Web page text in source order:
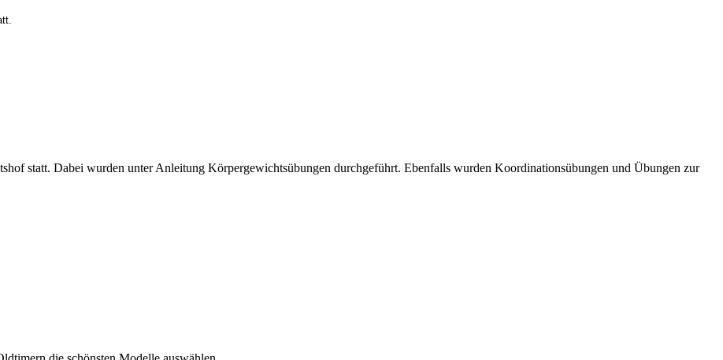
statt. Dabei wurden unter Anleitung Körpergewichtsübungen durchgeführt. Ebenfalls wurden Koordinationsübungen und Übungen zur